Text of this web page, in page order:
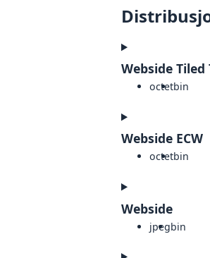
Webside Tiled
octetbin
Webside ECW
octetbin
Webside
jpegbin